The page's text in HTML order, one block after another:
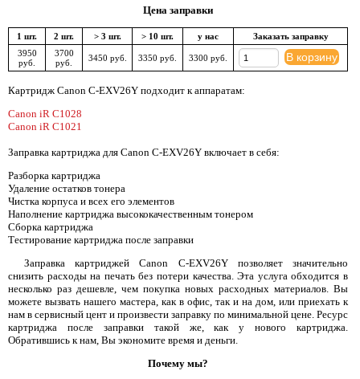
Цена заправки
1 шт. 2 шт. > 3 шт. > 10 шт. у нас
Заказать заправку
3950
руб.
3700
руб.
3450 руб. 3350 руб. 3300 руб. В корзину
Картридж Canon C-EXV26Y подходит к аппаратам:
Canon iR C1028
Canon iR C1021
Заправка картриджа для Canon C-EXV26Y включает в себя:
Разборка картриджа
Удаление остатков тонера
Чистка корпуса и всех его элементов
Наполнение картриджа высококачественным тонером
Сборка картриджа
Тестирование картриджа после заправки
Заправка картриджей Canon C-EXV26Y позволяет значительно
снизить расходы на печать без потери качества. Эта услуга обходится в
несколько раз дешевле, чем покупка новых расходных материалов. Вы
можете вызвать нашего мастера, как в офис, так и на дом, или приехать к
нам в сервисный цент и произвести заправку по минимальной цене. Ресурс
картриджа после заправки такой же, как у нового картриджа.
Обратившись к нам, Вы экономите время и деньги.
Почему мы?